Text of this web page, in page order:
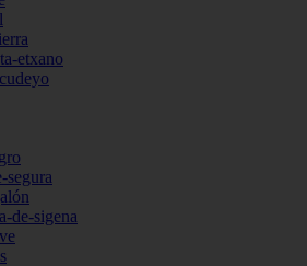
etxano
segura
de-sigena